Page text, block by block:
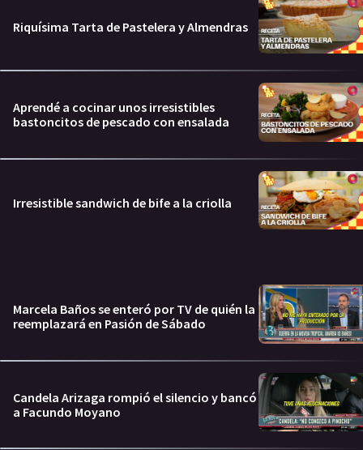
Riquísima Tarta de Pastelera y Almendras
Aprendé a cocinar unos irresistibles
bastoncitos de pescado con ensalada
Irresistible sandwich de bife a la criolla
Marcela Baños se enteró por TV de quién la
reemplazará en Pasión de Sábado
Candela Arizaga rompió el silencio y bancó
a Facundo Moyano